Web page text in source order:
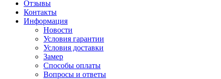
Отзывы
Контакты
Информация
Новости
Условия гарантии
Условия доставки
Замер
Способы оплаты
Вопросы и ответы